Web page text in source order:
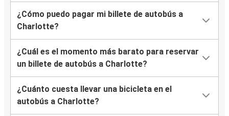
¿Cómo puedo pagar mi billete de autobús a
Charlotte?
¿Cuál es el momento más barato para reservar
un billete de autobús a Charlotte?
¿Cuánto cuesta llevar una bicicleta en el
autobús a Charlotte?